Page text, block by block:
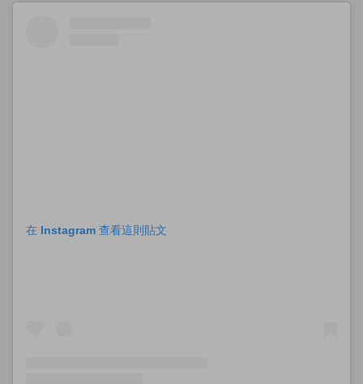
在 Instagram 查看這則貼文